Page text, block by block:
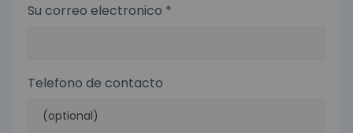
Su correo electronico *
Telefono de contacto